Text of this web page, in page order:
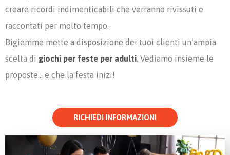
creare ricordi indimenticabili che verranno rivissuti e
raccontati per molto tempo.
Bigiemme mette a disposizione dei tuoi clienti un’ampia
scelta di giochi per feste per adulti. Vediamo insieme le
proposte… e che la festa inizi!
RICHIEDI INFORMAZIONI